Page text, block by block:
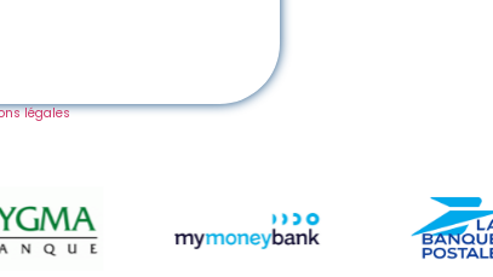
légales